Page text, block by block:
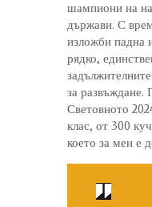
шампиони на
държави. С
изложби падна
рядко,
за развъждане.
Световното
клас, от 300
което за мен е